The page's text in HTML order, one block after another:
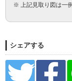
※ 上記見取り図は一
シェアする